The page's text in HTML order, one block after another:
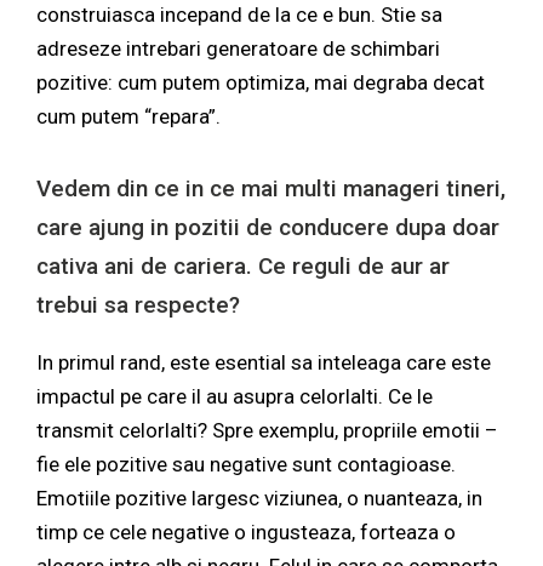
construiasca incepand de la ce e bun. Stie sa
adreseze intrebari generatoare de schimbari
pozitive: cum putem optimiza, mai degraba decat
cum putem “repara”.
Vedem din ce in ce mai multi manageri tineri,
care ajung in pozitii de conducere dupa doar
cativa ani de cariera. Ce reguli de aur ar
trebui sa respecte?
In primul rand, este esential sa inteleaga care este
impactul pe care il au asupra celorlalti. Ce le
transmit celorlalti? Spre exemplu, propriile emotii –
fie ele pozitive sau negative sunt contagioase.
Emotiile pozitive largesc viziunea, o nuanteaza, in
timp ce cele negative o ingusteaza, forteaza o